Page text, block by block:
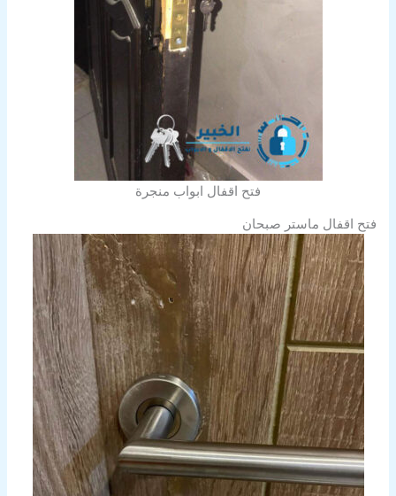
فتح اقفال ابواب منجرة
فتح اقفال ماستر صبحان